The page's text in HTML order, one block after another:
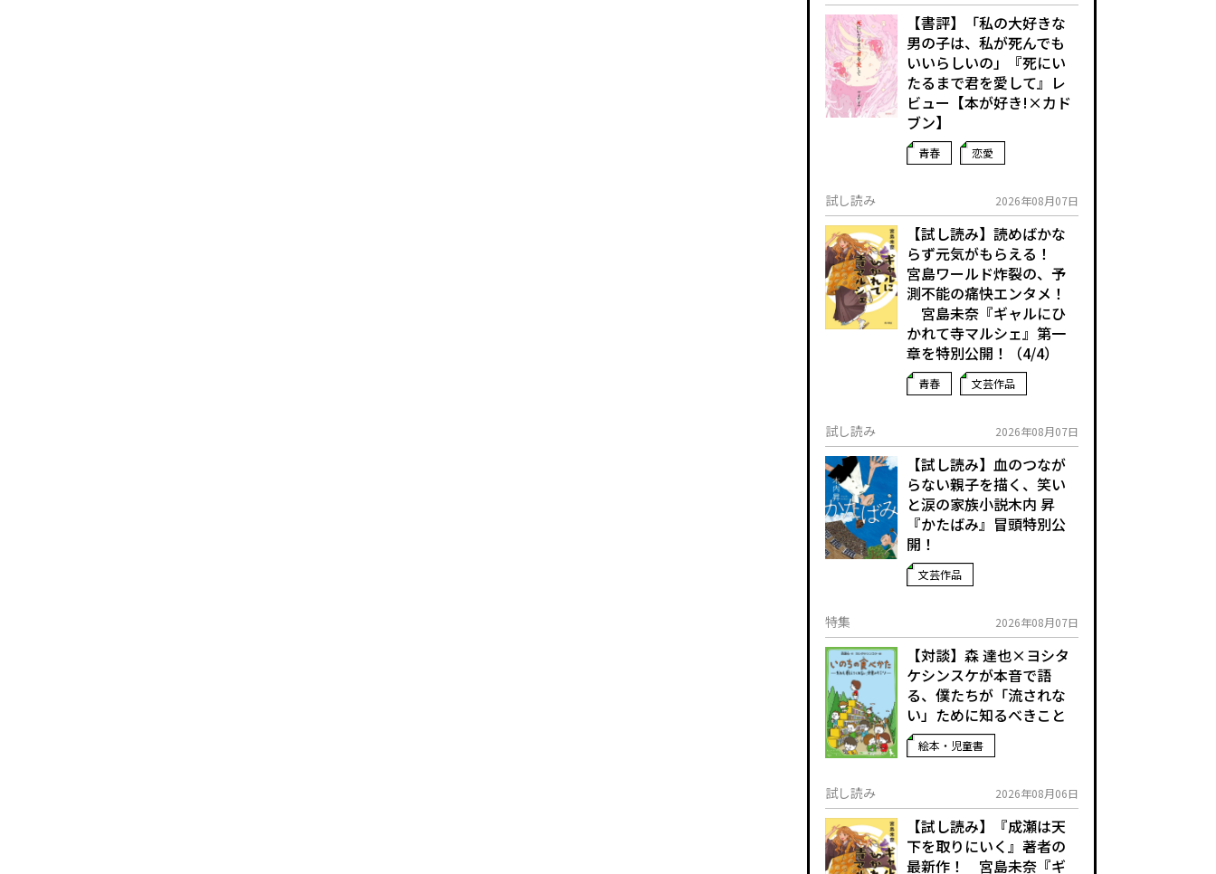
【書評】「私の大好きな
男の子は、私が死んでも
いいらしいの」――『死にい
たるまで君を愛して』レ
ビュー【本が好き!×カド
ブン】
青春 恋愛
試し読み 2026年08月07日
【試し読み】読めばかな
らず元気がもらえる！
宮島ワールド炸裂の、予
測不能の痛快エンタメ！
宮島未奈『ギャルにひ
かれて寺マルシェ』第一
章を特別公開！（4/4）
青春 文芸作品
試し読み 2026年08月07日
【試し読み】血のつなが
らない親子を描く、笑い
と涙の家族小説――木内 昇
『かたばみ』冒頭特別公
開！
文芸作品
特集 2026年08月07日
【対談】森 達也×ヨシタ
ケシンスケが本音で語
る、僕たちが「流されな
い」ために知るべきこと
絵本・児童書
試し読み 2026年08月06日
【試し読み】『成瀬は天
下を取りにいく』著者の
最新作！ 宮島未奈『ギ